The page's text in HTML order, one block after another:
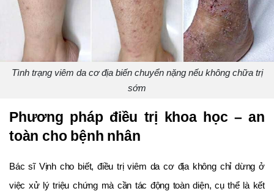
Tình trạng viêm da cơ địa biến chuyển nặng nếu không chữa trị
sớm
Phương pháp điều trị khoa học – an
toàn cho bệnh nhân
Bác sĩ Vịnh cho biết, điều trị viêm da cơ địa không chỉ dừng ở
việc xử lý triệu chứng mà cần tác động toàn diện, cụ thể là kết